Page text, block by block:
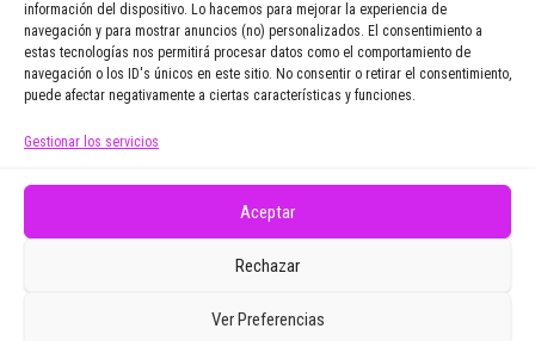
información del dispositivo. Lo hacemos para mejorar la experiencia de
navegación y para mostrar anuncios (no) personalizados. El consentimiento a
estas tecnologías nos permitirá procesar datos como el comportamiento de
navegación o los ID's únicos en este sitio. No consentir o retirar el consentimiento,
puede afectar negativamente a ciertas características y funciones.
Gestionar los servicios
Aceptar
Rechazar
Ver Preferencias
Email Address
electrónicos promocionales de Zoomdestinos.es